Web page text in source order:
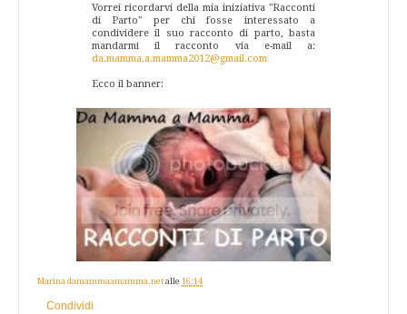
Vorrei ricordarvi della mia iniziativa "Racconti
di Parto" per chi fosse interessato a
condividere il suo racconto di parto, basta
mandarmi il racconto via e-mail a:
da.mamma.a.mamma2012@gmail.com
Ecco il banner:
Marina damammaamamma.net alle 16:14
Condividi